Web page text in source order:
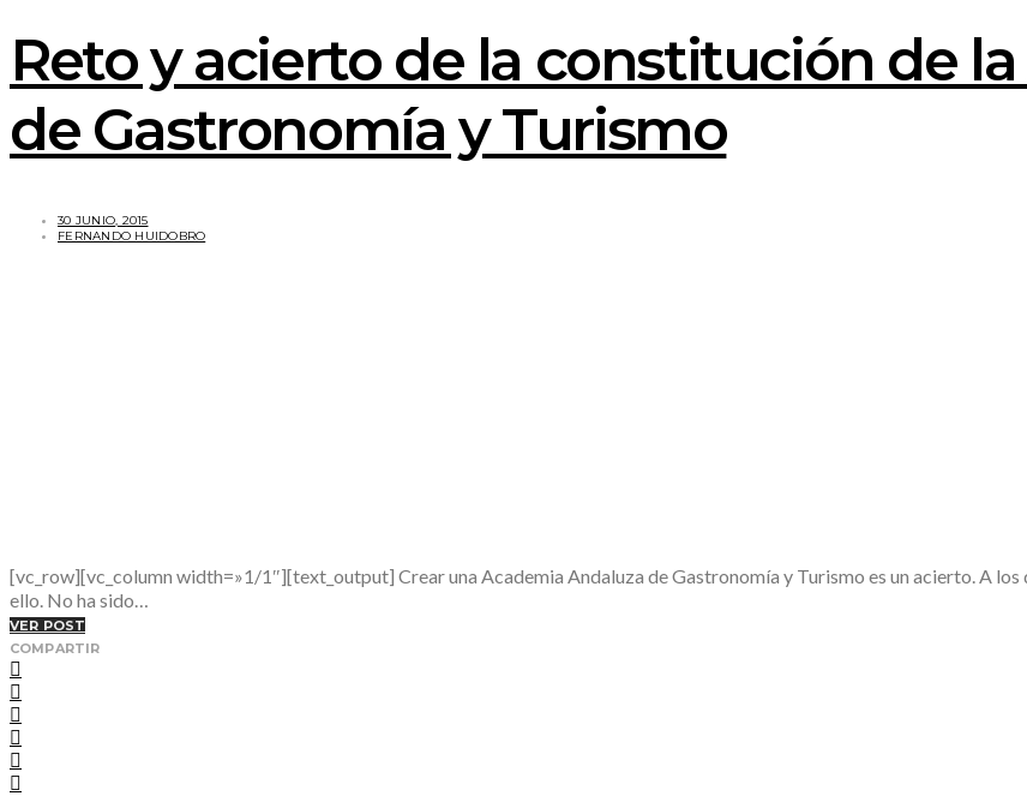
Reto y acierto de la constitución de
de Gastronomía y Turismo
30 JUNIO, 2015
FERNANDO HUIDOBRO
[vc_row][vc_column width=»1/1″][text_output] Crear una Academia Andaluza de Gastronomía y Turismo es un acierto. A
ello. No ha sido…
VER POST
COMPARTIR